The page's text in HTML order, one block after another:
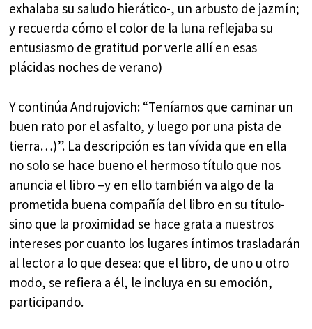
exhalaba su saludo hierático-, un arbusto de jazmín;
y recuerda cómo el color de la luna reflejaba su
entusiasmo de gratitud por verle allí en esas
plácidas noches de verano)
Y continúa Andrujovich: “Teníamos que caminar un
buen rato por el asfalto, y luego por una pista de
tierra…)”. La descripción es tan vívida que en ella
no solo se hace bueno el hermoso título que nos
anuncia el libro –y en ello también va algo de la
prometida buena compañía del libro en su título-
sino que la proximidad se hace grata a nuestros
intereses por cuanto los lugares íntimos trasladarán
al lector a lo que desea: que el libro, de uno u otro
modo, se refiera a él, le incluya en su emoción,
participando.